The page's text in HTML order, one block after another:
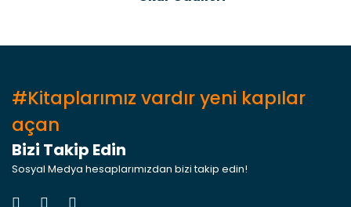
#Kitaplarımız vardır yeni kapılar
açan
Bizi Takip Edin
Sosyal Medya hesaplarımızdan bizi takip edin!